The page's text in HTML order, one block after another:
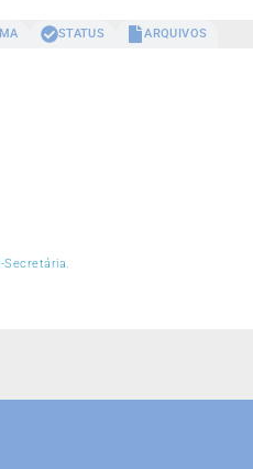
STATUS ARQUIVOS
Secretária.